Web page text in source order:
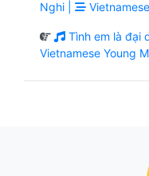
Nghi |
Tình em là đại
Vietnamese Young